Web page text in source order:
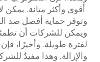
أقوى وأكثر متانة.
وتوفر حماية أفضل ضد
ويمكن للشركات أن
لفترة طويلة. وأخيرًا،
والإزالة. وهذا مفيدٌ